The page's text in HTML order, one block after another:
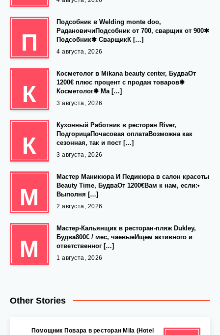
П
Подсобник в Welding monte doo,
РадановичиПодсобник от 700, сварщик от 900✱
Подсобник✱ СварщикК […]
4 августа, 2026
К
Косметолог в Mikana beauty center, БудваОт
1200€ плюс процент с продаж товаров✱
Косметолог✱ Ма […]
3 августа, 2026
К
Кухонный Работник в ресторан River,
ПодгорицаПочасовая оплатаВозможна как
сезонная, так и пост […]
3 августа, 2026
М
Мастер Маникюра И Педикюра в салон красоты
Beauty Time, БудваОт 1200€Вам к нам, если:•
Выполня […]
2 августа, 2026
М
Мастер-Кальянщик в ресторан-пляж Dukley,
Будва800€ / мес, чаевыеИщем активного и
ответственног […]
1 августа, 2026
Other Stories
Помощник Повара в ресторан Mila (Hotel